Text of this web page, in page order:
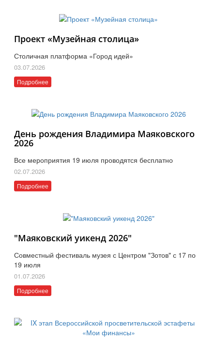
Проект «Музейная столица»
Столичная платформа «Город идей»
03.07.2026
Подробнее
День рождения Владимира Маяковского
2026
Все мероприятия 19 июля проводятся бесплатно
02.07.2026
Подробнее
"Маяковский уикенд 2026"
Совместный фестиваль музея с Центром "Зотов" с 17 по
19 июля
01.07.2026
Подробнее